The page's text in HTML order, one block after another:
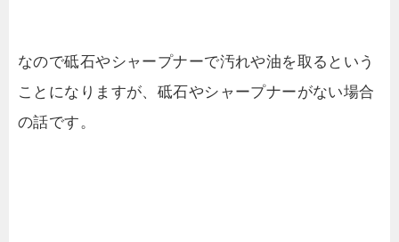
なので砥石やシャープナーで汚れや油を取るという
ことになりますが、砥石やシャープナーがない場合
の話です。